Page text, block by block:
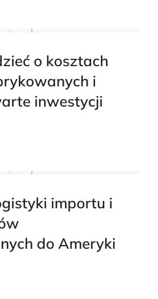
o kosztach
i
inwestycji
importu i
do Ameryki